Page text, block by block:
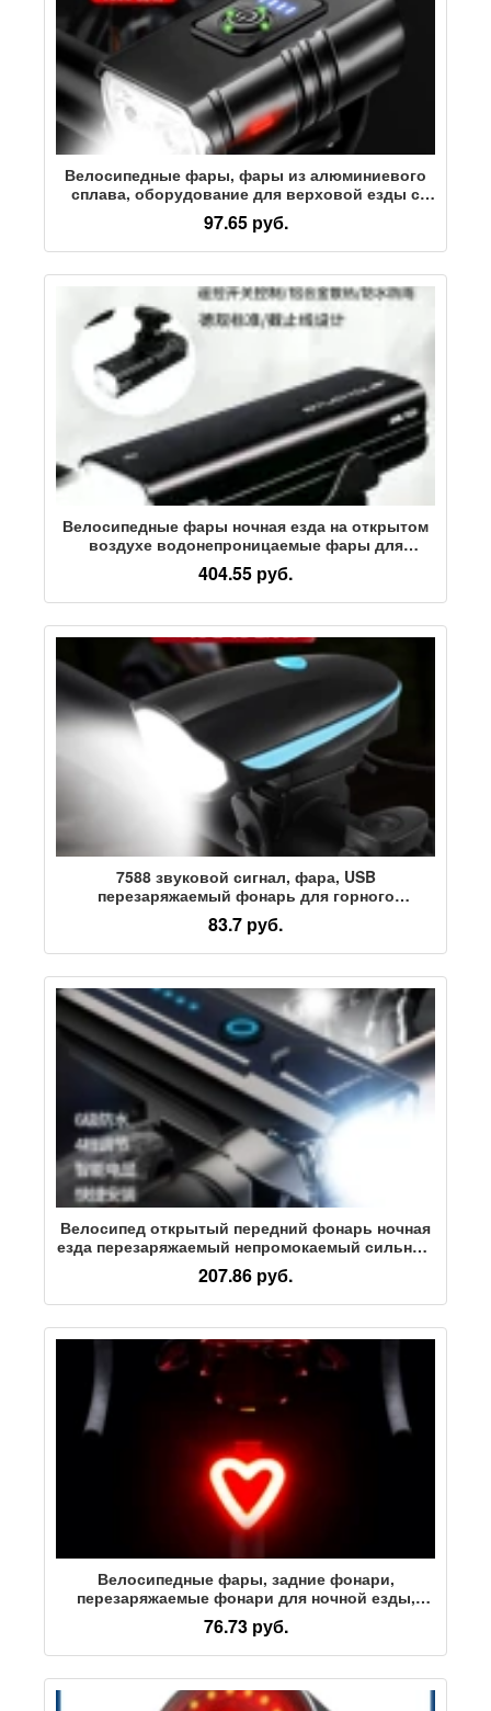
Велосипедные фары, фары из алюминиевого
сплава, оборудование для верховой езды с
сильным светом, набор аксессуаров для
ночных дорожных горных велосипедов, задние
фонари
97.65 руб.
Велосипедные фары ночная езда на открытом
воздухе водонепроницаемые фары для
горного велосипеда высокой яркости
подъемные фары из алюминиевого сплава для
езды на горном велосипеде
404.55 руб.
7588 звуковой сигнал, фара, USB
перезаряжаемый фонарь для горного
велосипеда, фонарь для ночной езды на
велосипеде, фонарь для ночной езды
83.7 руб.
Велосипед открытый передний фонарь ночная
езда перезаряжаемый непромокаемый сильный
свет горная езда супер яркий фонарик
освещение оборудования
207.86 руб.
Велосипедные фары, задние фонари,
перезаряжаемые фонари для ночной езды,
фонари для езды на горных велосипедах,
аксессуары для предупредительного
оборудования, задние фонари для шоссейных
76.73 руб.